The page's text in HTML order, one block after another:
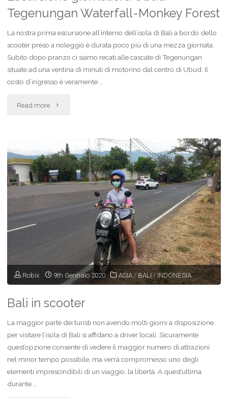
Kawi/
Taman
Ayun"
Tegenungan Waterfall-Monkey Forest
La nostra prima escursione all’interno dell’isola di Bali a bordo dello
scooter preso a noleggio è durata poco più di una mezza giornata.
Subito dopo pranzo ci siamo recati alle cascate di Tegenungan
situate ad una ventina di minuti di motorino dal centro di Ubud. Il
costo d’ingresso è veramente …
Read more "Escursione
Ubud-
Tegenungan
Waterfall-
Robix 9th Gennaio 2020 ASIA/ BALI /INDONESIA
Bali in scooter
La maggior parte dei turisti non avendo molti giorni a disposizione
per visitare l’isola di Bali si affidano a driver locali. Sicuramente
quest’opzione consente di vedere il maggior numero di attrazioni
nel minor tempo possibile, ma verrà compromesso uno degli
elementi imprescindibili di un viaggio, la libertà. A quest’ultima
durante …